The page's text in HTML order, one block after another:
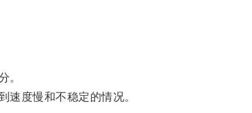
。
度慢和不稳定的情况。